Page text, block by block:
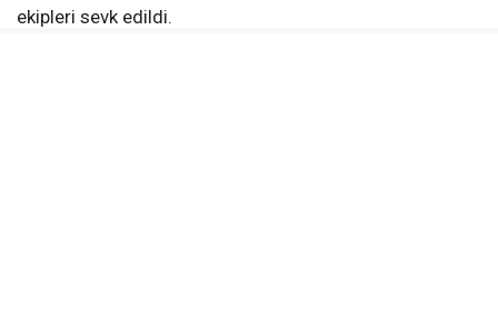
ekipleri sevk edildi.